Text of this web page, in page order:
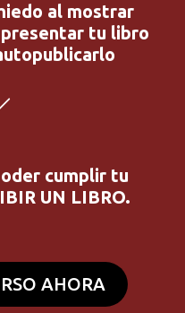
al mostrar
tu libro
cumplir tu
UN LIBRO.
AHORA